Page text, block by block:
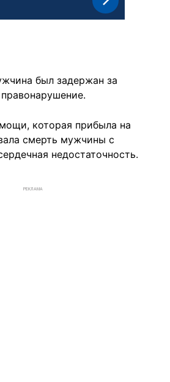
был задержан за
которая прибыла на
смерть мужчины с
недостаточность.
РЕКЛАМА